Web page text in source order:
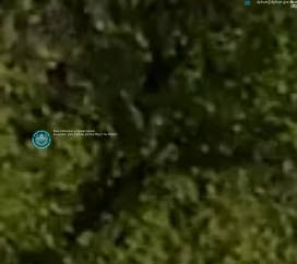
Басейнове управління
водних ресурсів річок Прут та Сірет
dpbuvr@dpbuvr.gov.ua